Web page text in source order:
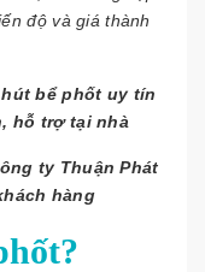
độ và giá thành
bể phốt uy tín
hỗ trợ tại nhà
ty Thuận Phát
hàng